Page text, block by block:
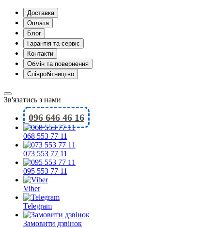
Доставка
Оплата
Блог
Гарантія та сервіс
Контакти
Обмін та повернення
Співробітництво
Зв'язатись з нами
096 646 46 16
068 553 77 11
073 553 77 11
095 553 77 11
Viber
Telegram
Замовити дзвінок